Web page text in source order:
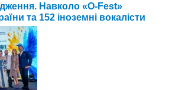
Навколо «O-Fest»
та 152 іноземні вокалісти